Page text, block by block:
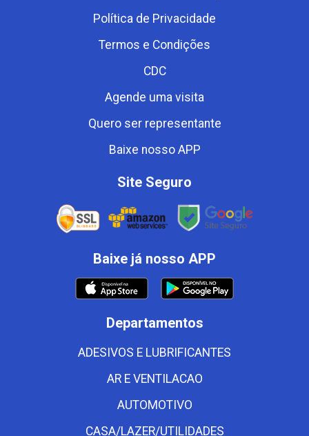
Política de Privacidade
Termos e Condições
CDC
Agende uma visita
Quero ser representante
Baixe nosso APP
Site Seguro
Baixe já nosso APP
Departamentos
ADESIVOS E LUBRIFICANTES
AR E VENTILACAO
AUTOMOTIVO
CASA/LAZER/UTILIDADES